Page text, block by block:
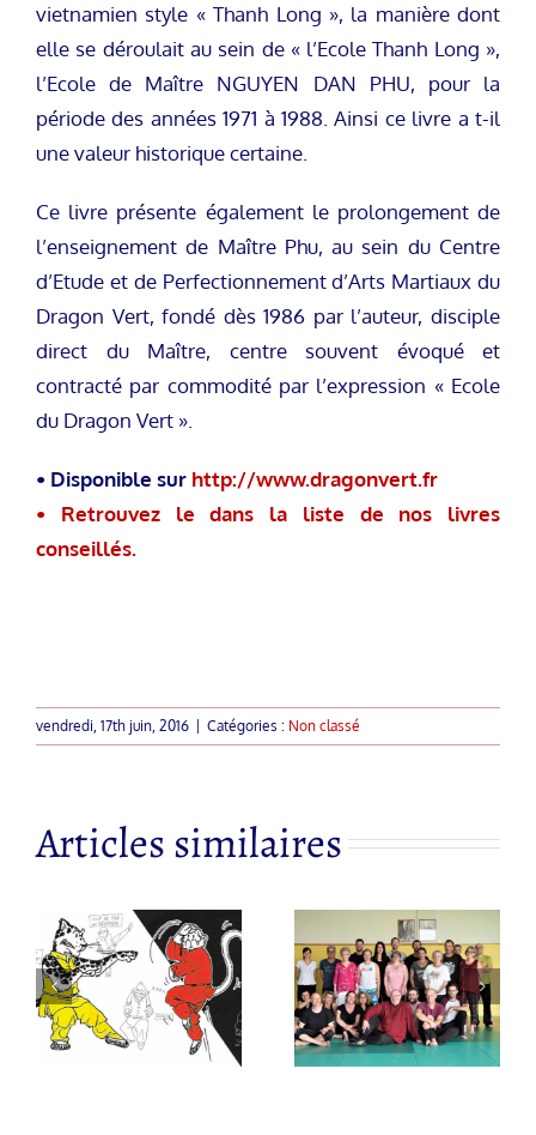
vietnamien style « Thanh Long », la manière dont
elle se déroulait au sein de « l’Ecole Thanh Long »,
l’Ecole de Maître NGUYEN DAN PHU, pour la
période des années 1971 à 1988. Ainsi ce livre a t-il
une valeur historique certaine.
Ce livre présente également le prolongement de
l’enseignement de Maître Phu, au sein du Centre
d’Etude et de Perfectionnement d’Arts Martiaux du
Dragon Vert, fondé dès 1986 par l’auteur, disciple
direct du Maître, centre souvent évoqué et
contracté par commodité par l’expression « Ecole
du Dragon Vert ».
• Disponible sur http://www.dragonvert.fr
• Retrouvez le dans la liste de nos livres
conseillés.
vendredi, 17th juin, 2016 Catégories : Non classé
Articles similaires
Nouveau site
pour l’asso
« Bien-être,
Respiration
Couteaux
Papillons
Cantonnais
– Hu Die